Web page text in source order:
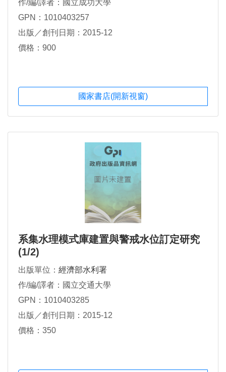
作/編/譯者：國立成功大學
GPN：1010403257
出版／創刊日期：2015-12
價格：900
國家書店(開新視窗)
系集水理模式庫建置與警戒水位訂定研究
(1/2)
出版單位： 經濟部水利署
作/編/譯者：國立交通大學
GPN：1010403285
出版／創刊日期：2015-12
價格：350